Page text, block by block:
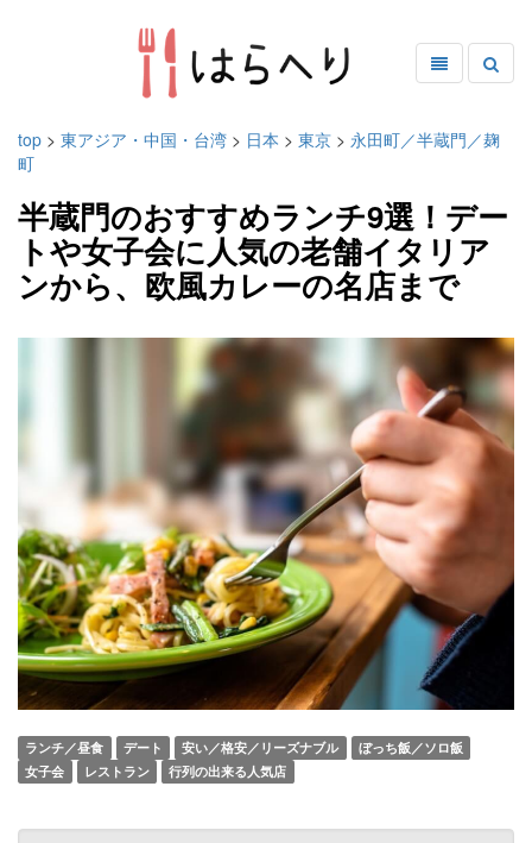
top > 東アジア・中国・台湾 > 日本 > 東京 > 永田町／半蔵門／麹
町
半蔵門のおすすめランチ9選！デー
トや女子会に人気の老舗イタリア
ンから、欧風カレーの名店まで
ランチ／昼食 デート 安い／格安／リーズナブル
ぼっち飯／ソロ飯
女子会
レストラン 行列の出来る人気店